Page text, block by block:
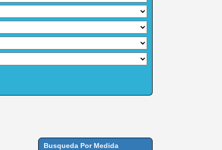
Busqueda Por Medida